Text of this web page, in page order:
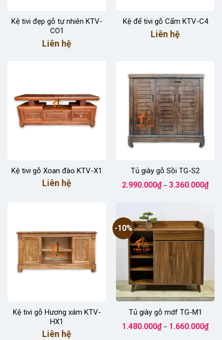
Kệ tivi đẹp gỗ tự nhiên KTV-
CO1
Liên hệ
Kệ để tivi gỗ Cẩm KTV-C4
Liên hệ
Kệ tivi gỗ Xoan đào KTV-X1
Liên hệ
Tủ giày gỗ Sồi TG-S2
2.990.000₫ – 3.360.000₫giá:
Kệ tivi gỗ Hương xám KTV-
HX1
Liên hệ
-10%
Tủ giày gỗ mdf TG-M1
1.480.000₫ – 1.660.000₫giá: